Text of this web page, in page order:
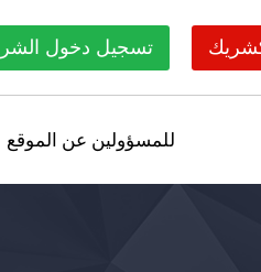
تسجيل دخول
للمسؤولين عن الموقع